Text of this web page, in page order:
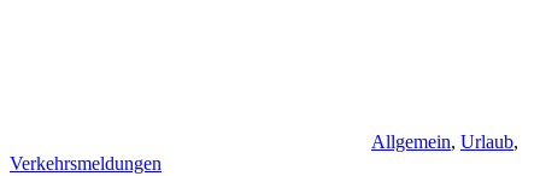
Allgemein, Urlaub,
Verkehrsmeldungen